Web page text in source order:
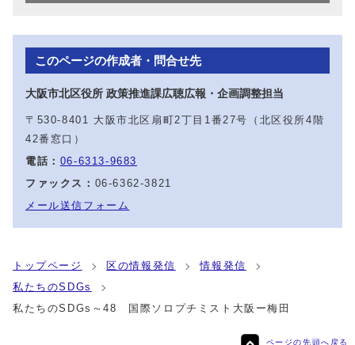
このページの作成者・問合せ先
大阪市北区役所 政策推進課広聴広報・企画調整担当
〒530-8401 大阪市北区扇町2丁目1番27号（北区役所4階
42番窓口）
電話： 06-6313-9683
ファックス： 06-6362-3821
メール送信フォーム
トップページ 区の情報発信
情報発信
私たちのSDGs
私たちのSDGs～48 国際ソロプチミスト大阪ー梅田
ページの先頭へ戻る